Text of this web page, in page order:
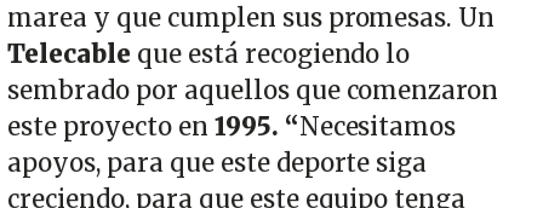
marea y que cumplen sus promesas. Un
Telecable que está recogiendo lo
sembrado por aquellos que comenzaron
este proyecto en 1995. “Necesitamos
apoyos, para que este deporte siga
creciendo, para que este equipo tenga